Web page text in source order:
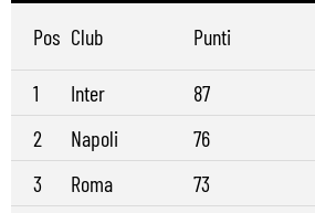
Pos Club Punti
1 Inter
87
2
Napoli
76
3
Roma
73